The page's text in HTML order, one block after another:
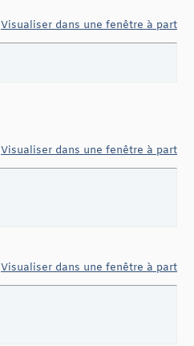
Visualiser dans une fenêtre à part
Visualiser dans une fenêtre à part
Visualiser dans une fenêtre à part